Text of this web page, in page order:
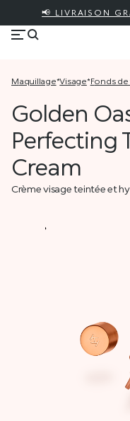
📢 LIVRAISON
maquillage* visage* fonds
Golden
Perfecting
Cream
Crème visage teintée et